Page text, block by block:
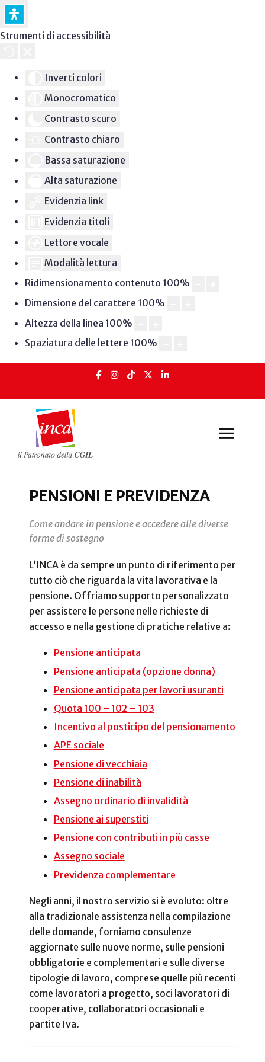
Strumenti di accessibilità
Inverti colori
Monocromatico
Contrasto scuro
Contrasto chiaro
Bassa saturazione
Alta saturazione
Evidenzia link
Evidenzia titoli
Lettore vocale
Modalità lettura
Ridimensionamento contenuto 100%
Dimensione del carattere 100%
Altezza della linea 100%
Spaziatura delle lettere 100%
PENSIONI E PREVIDENZA
Come andare in pensione e accedere alle diverse
forme di sostegno
L’INCA è da sempre un punto di riferimento per
tutto ciò che riguarda la vita lavorativa e la
pensione. Offriamo supporto personalizzato
per assistere le persone nelle richieste di
accesso e nella gestione di pratiche relative a:
Pensione anticipata
Pensione anticipata (opzione donna)
Pensione anticipata per lavori usuranti
Quota 100 – 102 – 103
Incentivo al posticipo del pensionamento
APE sociale
Pensione di vecchiaia
Pensione di inabilità
Assegno ordinario di invalidità
Pensione ai superstiti
Pensione con contributi in più casse
Assegno sociale
Previdenza complementare
Negli anni, il nostro servizio si è evoluto: oltre
alla tradizionale assistenza nella compilazione
delle domande, forniamo consulenze
aggiornate sulle nuove norme, sulle pensioni
obbligatorie e complementari e sulle diverse
tipologie di lavoro, comprese quelle più recenti
come lavoratori a progetto, soci lavoratori di
cooperative, collaboratori occasionali e
partite Iva.